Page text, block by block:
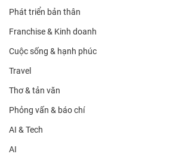
Phát triển bản thân
Franchise & Kinh doanh
Cuộc sống & hạnh phúc
Travel
Thơ & tản văn
Phỏng vấn & báo chí
AI & Tech
AI